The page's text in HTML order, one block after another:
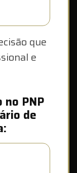
que
e
no PNP
de